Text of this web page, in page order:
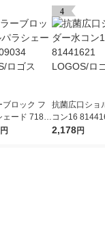
ブロック フ
ェード 7180
ロゴス
円
4
抗菌広口ショ
コン16
GOS/ロゴス
2,178円